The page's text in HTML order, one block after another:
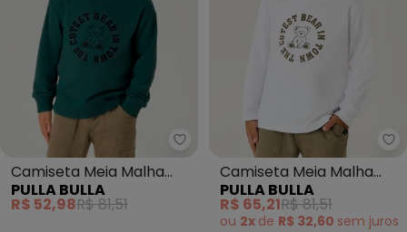
Pulla Bulla - Camiseta Meia
Camiseta Meia Malha
(Azul)
PULLA BULLA
R$ 52,98R$ 81,51
Camiseta Meia Malha
(Branco)
PULLA BULLA
R$ 65,21R$ 81,51
ou 2x de R$ 32,60 sem juros